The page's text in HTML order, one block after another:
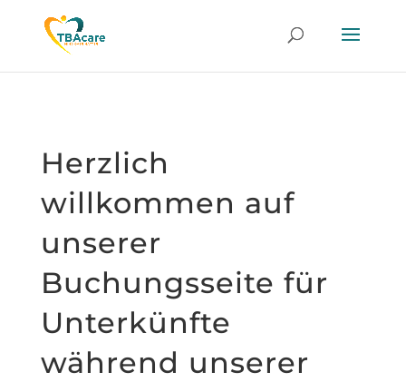
Herzlich
willkommen auf
unserer
Buchungsseite für
Unterkünfte
während unserer